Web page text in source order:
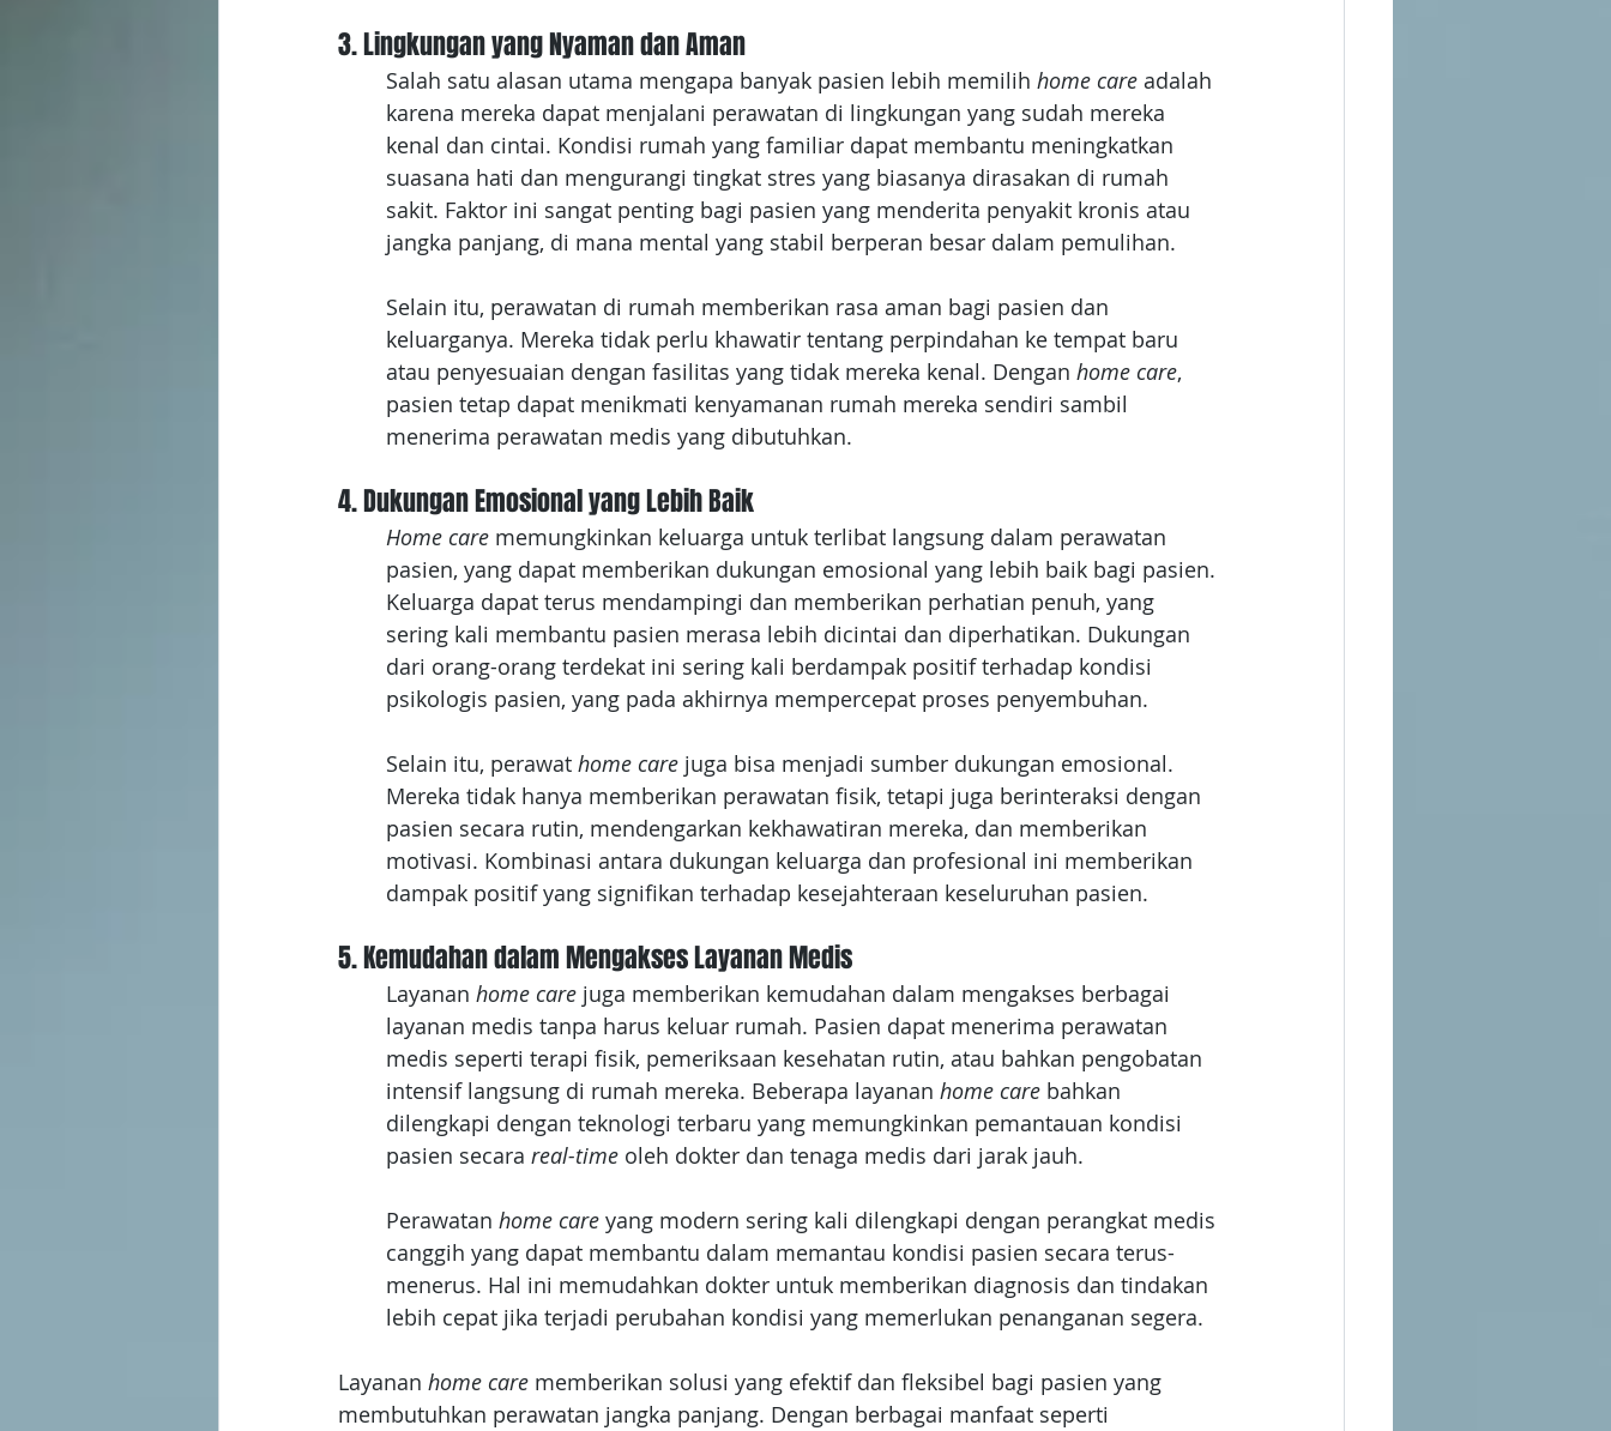
3. Lingkungan yang Nyaman dan Aman
Salah satu alasan utama mengapa banyak pasien lebih memilih home care adalah
karena mereka dapat menjalani perawatan di lingkungan yang sudah mereka
kenal dan cintai. Kondisi rumah yang familiar dapat membantu meningkatkan
suasana hati dan mengurangi tingkat stres yang biasanya dirasakan di rumah
sakit. Faktor ini sangat penting bagi pasien yang menderita penyakit kronis atau
jangka panjang, di mana mental yang stabil berperan besar dalam pemulihan.
Selain itu, perawatan di rumah memberikan rasa aman bagi pasien dan
keluarganya. Mereka tidak perlu khawatir tentang perpindahan ke tempat baru
atau penyesuaian dengan fasilitas yang tidak mereka kenal. Dengan home care,
pasien tetap dapat menikmati kenyamanan rumah mereka sendiri sambil
menerima perawatan medis yang dibutuhkan.
4. Dukungan Emosional yang Lebih Baik
Home care memungkinkan keluarga untuk terlibat langsung dalam perawatan
pasien, yang dapat memberikan dukungan emosional yang lebih baik bagi pasien.
Keluarga dapat terus mendampingi dan memberikan perhatian penuh, yang
sering kali membantu pasien merasa lebih dicintai dan diperhatikan. Dukungan
dari orang-orang terdekat ini sering kali berdampak positif terhadap kondisi
psikologis pasien, yang pada akhirnya mempercepat proses penyembuhan.
Selain itu, perawat home care juga bisa menjadi sumber dukungan emosional.
Mereka tidak hanya memberikan perawatan fisik, tetapi juga berinteraksi dengan
pasien secara rutin, mendengarkan kekhawatiran mereka, dan memberikan
motivasi. Kombinasi antara dukungan keluarga dan profesional ini memberikan
dampak positif yang signifikan terhadap kesejahteraan keseluruhan pasien.
5. Kemudahan dalam Mengakses Layanan Medis
Layanan home care juga memberikan kemudahan dalam mengakses berbagai
layanan medis tanpa harus keluar rumah. Pasien dapat menerima perawatan
medis seperti terapi fisik, pemeriksaan kesehatan rutin, atau bahkan pengobatan
intensif langsung di rumah mereka. Beberapa layanan home care bahkan
dilengkapi dengan teknologi terbaru yang memungkinkan pemantauan kondisi
pasien secara real-time oleh dokter dan tenaga medis dari jarak jauh.
Perawatan home care yang modern sering kali dilengkapi dengan perangkat medis
canggih yang dapat membantu dalam memantau kondisi pasien secara terus-
menerus. Hal ini memudahkan dokter untuk memberikan diagnosis dan tindakan
lebih cepat jika terjadi perubahan kondisi yang memerlukan penanganan segera.
Layanan home care memberikan solusi yang efektif dan fleksibel bagi pasien yang
membutuhkan perawatan jangka panjang. Dengan berbagai manfaat seperti